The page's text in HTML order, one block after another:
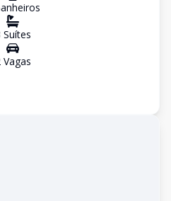
s
Suítes
Vagas